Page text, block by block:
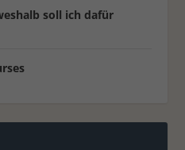
soll ich dafür